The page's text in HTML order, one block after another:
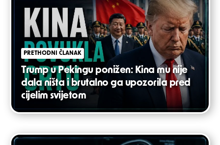
PRETHODNI ČLANAK
Trump u Pekingu ponižen: Kina mu nije
dala ništa i brutalno ga upozorila pred
cijelim svijetom